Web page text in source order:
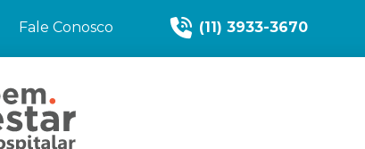
Fale Conosco (11) 3933-3670